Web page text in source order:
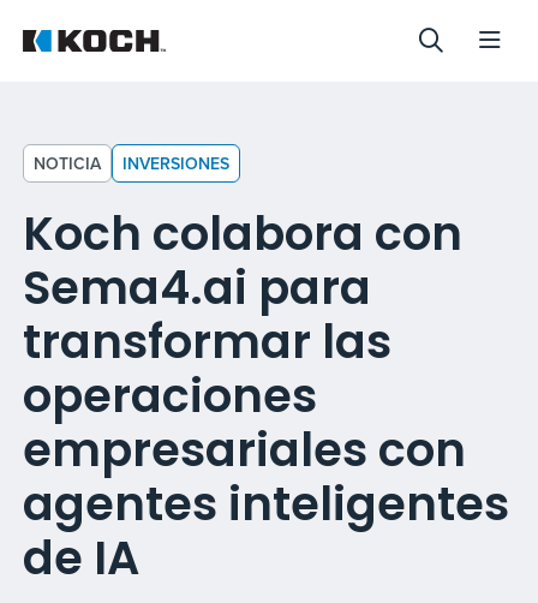
NOTICIA INVERSIONES
Koch colabora con
Sema4.ai para
transformar las
operaciones
empresariales con
agentes inteligentes
de IA